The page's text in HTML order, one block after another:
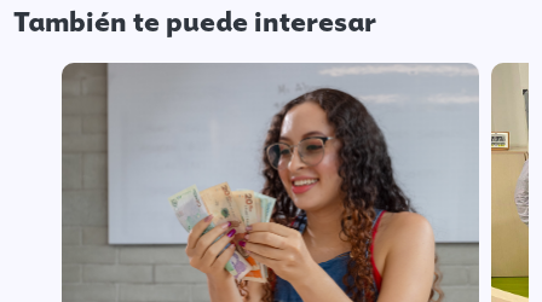
También te puede interesar